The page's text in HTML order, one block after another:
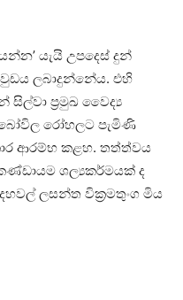
යැයි උපදෙස් දුන්
ලබාදුන්නේය. එහි
සිල්වා ප්‍රමුඛ වෛද්‍ය
රෝහලට පැමිණි
ආරම්භ කළහ. තත්ත්වය
ශල්‍යකර්මයක් ද
ලසන්ත වික්‍රමතුංග මිය